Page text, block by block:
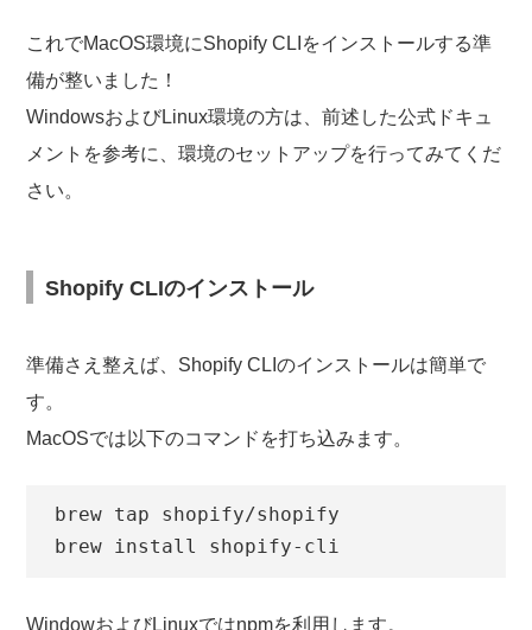
これでMacOS環境にShopify CLIをインストールする準
備が整いました！
WindowsおよびLinux環境の方は、前述した公式ドキュ
メントを参考に、環境のセットアップを行ってみてくだ
さい。
Shopify CLIのインストール
準備さえ整えば、Shopify CLIのインストールは簡単で
す。
MacOSでは以下のコマンドを打ち込みます。
brew tap shopify/shopify
brew install shopify-cli
WindowおよびLinuxではnpmを利用します。